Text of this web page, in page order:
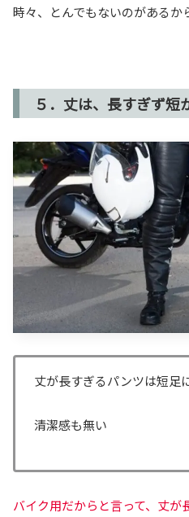
時々、とんでもないのがあるか
５．丈は、長すぎず短
丈が長すぎるパンツは短足
清潔感も無い
バイク用だからと言って、丈